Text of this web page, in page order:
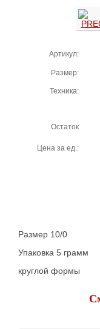
Артикул:
Размер:
Техника:
Остаток
Цена за ед.:
Размер 10/0
Упаковка 5 грамм
круглой формы